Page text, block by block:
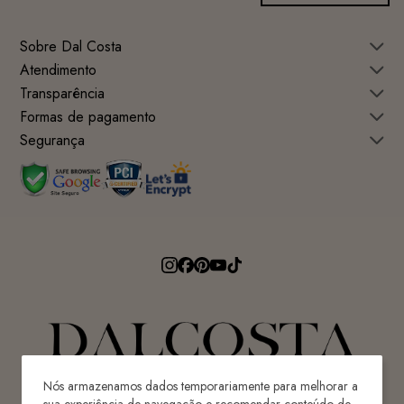
Nós armazenamos dados temporariamente para melhorar a
Sobre Dal Costa
Atendimento
Transparência
Formas de pagamento
Segurança